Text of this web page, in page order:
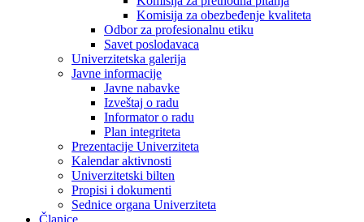
Komisija za obezbeđenje kvaliteta
Odbor za profesionalnu etiku
Savet poslodavaca
Univerzitetska galerija
Javne informacije
Javne nabavke
Izveštaj o radu
Informator o radu
Plan integriteta
Prezentacije Univerziteta
Kalendar aktivnosti
Univerzitetski bilten
Propisi i dokumenti
Sednice organa Univerziteta
Članice